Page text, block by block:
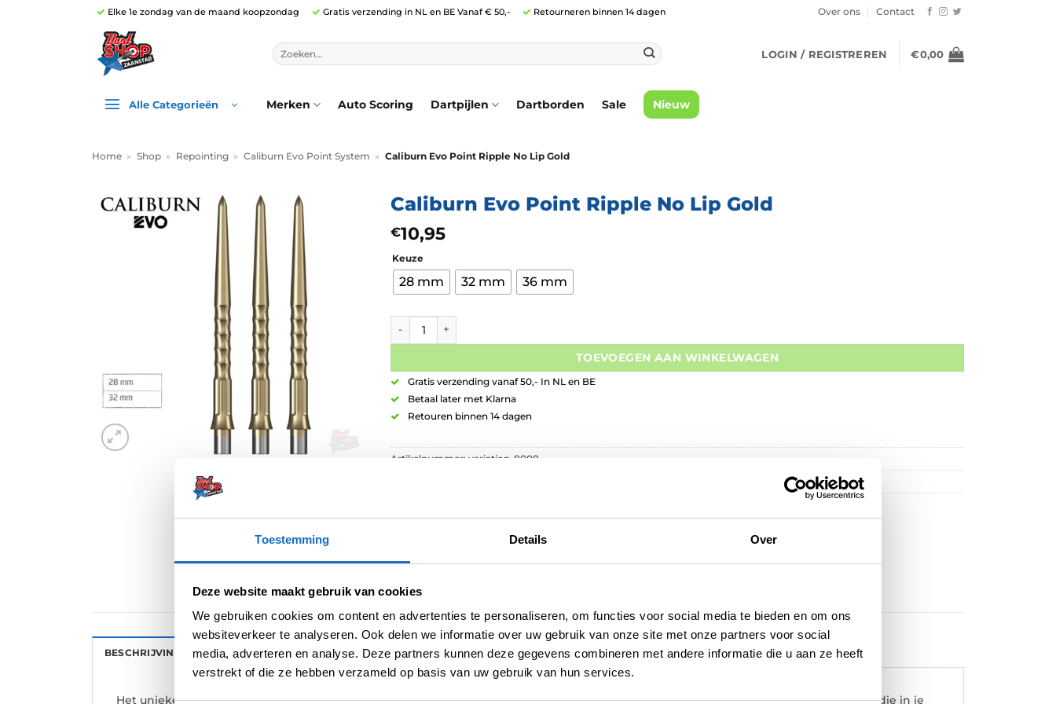
Toestemming Details Over
Deze website maakt gebruik van cookies
We gebruiken cookies om content en advertenties te personaliseren, om functies voor social media te bieden en om ons
websiteverkeer te analyseren. Ook delen we informatie over uw gebruik van onze site met onze partners voor social
media, adverteren en analyse. Deze partners kunnen deze gegevens combineren met andere informatie die u aan ze heeft
verstrekt of die ze hebben verzameld op basis van uw gebruik van hun services.
Elke 1e zondag van de maand koopzondag Gratis verzending in NL en BE Vanaf € 50,- Retourneren binnen 14 dagen Over ons Contact
Zoeken
naar:
LOGIN / REGISTREREN €0,00
Alle Categorieën Merken Auto Scoring Dartpijlen Dartborden Sale Nieuw
Home » Shop » Repointing » Caliburn Evo Point System » Caliburn Evo Point Ripple No Lip Gold
Caliburn Evo Point Ripple No Lip Gold
€10,95
Keuze
28 mm 32 mm 36 mm
TOEVOEGEN AAN WINKELWAGEN
Gratis verzending vanaf 50,- In NL en BE
Betaal later met Klarna
Retouren binnen 14 dagen
Artikelnummer: variation-8008
BESCHRIJVING AANVULLENDE INFORMATIE BEOORDELINGEN (0)
Het unieke Evo Point systeem is ontworpen om dart punten gemakkelijk te kunnen vervangen, dankzij het concept van een Spigot (die in je